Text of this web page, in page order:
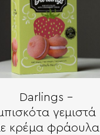
Darlings –
γεμιστά
κρέμα φράουλα